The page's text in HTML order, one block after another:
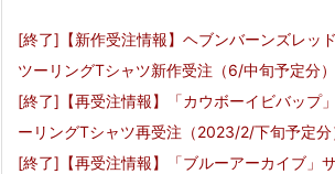
[終了]【新作受注情報】ヘブンバーンズレッ
ツーリングTシャツ新作受注（6/中旬予定分）
[終了]【再受注情報】「カウボーイビバップ
ーリングTシャツ再受注（2023/2/下旬予定分
[終了]【再受注情報】「ブルーアーカイブ」